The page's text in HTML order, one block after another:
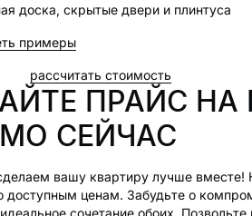
доска, скрытые двери и плинтуса
примеры
рассчитать стоимость
ПРАЙС НА
СЕЙЧАС
вашу квартиру лучше
доступным ценам. Забудьте о
идеальное сочетание обоих.